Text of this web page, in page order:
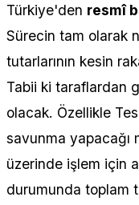
Türkiye'den resmî
Sürecin tam olarak
tutarlarının kesin
Tabii ki taraflardan
olacak. Özellikle
savunma yapacağı
üzerinde işlem için
durumunda toplam